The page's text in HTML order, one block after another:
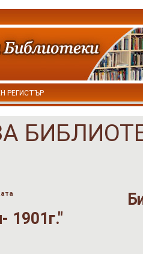
РЕГИСТЪР
1901г."